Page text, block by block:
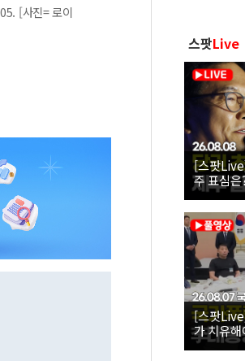
[사진= 로이
스팟Live
[스팟
주 표심
제주 합
[스팟
가 치유
26.08.07